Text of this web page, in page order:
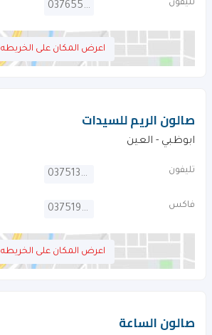
تليفون 037655033
اعرض المكان على الخريطه
صالون الريم للسيدات
ابوظبي - العين
تليفون 037513334
فاكس 037519941
اعرض المكان على الخريطه
صالون الساعة